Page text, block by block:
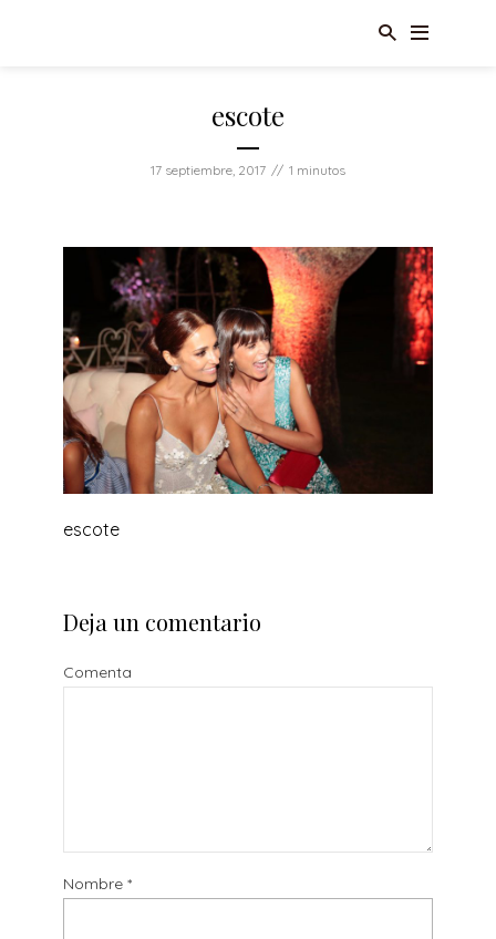
escote
17 septiembre, 2017 1 minutos
escote
Deja un comentario
Comenta
Nombre *